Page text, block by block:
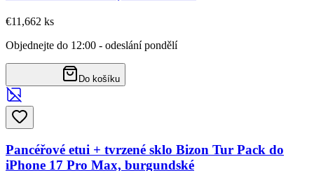
€11,662 ks
Objednejte do 12:00 - odeslání pondělí
Do košíku
Pancéřové etui + tvrzené sklo Bizon Tur Pack do
iPhone 17 Pro Max, burgundské